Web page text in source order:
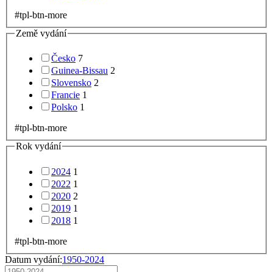
#tpl-btn-more
Země vydání
Česko 7
Guinea-Bissau 2
Slovensko 2
Francie 1
Polsko 1
#tpl-btn-more
Rok vydání
2024 1
2022 1
2020 2
2019 1
2018 1
#tpl-btn-more
Datum vydání:1950-2024